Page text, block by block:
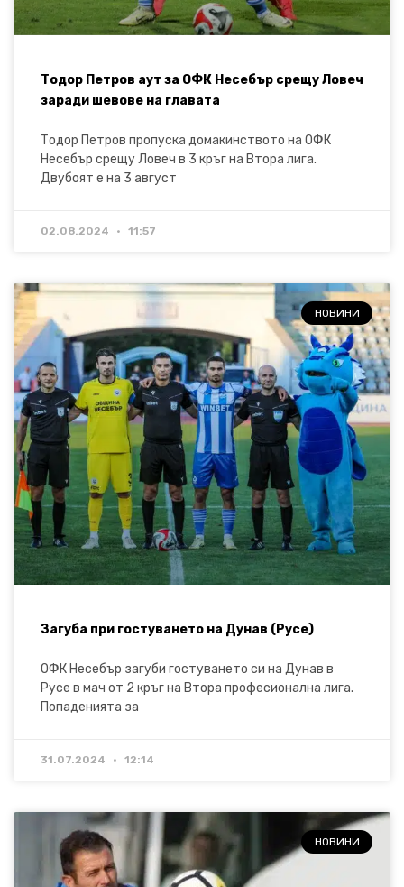
Тодор Петров аут за ОФК Несебър срещу Ловеч
заради шевове на главата
Тодор Петров пропуска домакинството на ОФК
Несебър срещу Ловеч в 3 кръг на Втора лига.
Двубоят е на 3 август
02.08.2024 11:57
НОВИНИ
Загуба при гостуването на Дунав (Русе)
ОФК Несебър загуби гостуването си на Дунав в
Русе в мач от 2 кръг на Втора професионална лига.
Попаденията за
31.07.2024 12:14
НОВИНИ